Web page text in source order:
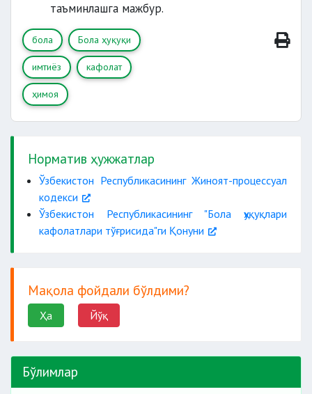
таъминлашга мажбур.
бола Бола ҳуқуқи
имтиёз кафолат
ҳимоя
Норматив ҳужжатлар
Ўзбекистон Республикасининг Жиноят-процессуал
кодекси
Ўзбекистон Республикасининг "Бола ҳуқуқлари
кафолатлари тўғрисида"ги Қонуни
Мақола фойдали бўлдими?
Ҳа Йўқ
Бўлимлар